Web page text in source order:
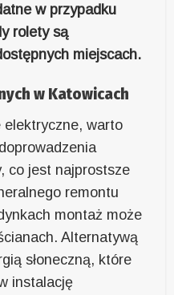
w przypadku
rolety są
miejscach.
w Katowicach
elektryczne, warto
co jest najprostsze
remontu
montaż może
Alternatywą
słoneczną, które
instalację